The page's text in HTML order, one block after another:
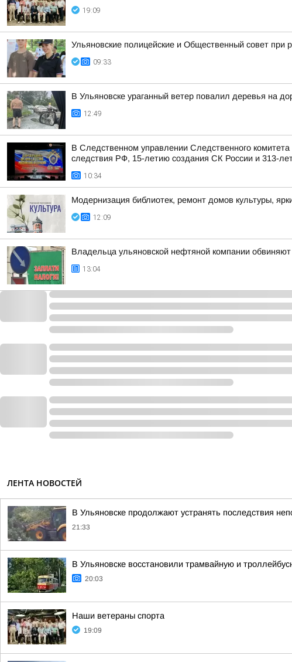
19:09
Ульяновские полицейские и Общественный совет
09:33
В Ульяновске ураганный ветер повалил деревья на
12:49
В Следственном управлении Следственного
следствия РФ, 15-летию создания СК России и 313-
10:34
Модернизация библиотек, ремонт домов культуры,
12:09
Владельца ульяновской нефтяной компании
13:04
ЛЕНТА НОВОСТЕЙ
В Ульяновске продолжают устранять последствия
21:33
В Ульяновске восстановили трамвайную и
20:03
Наши ветераны спорта
19:09